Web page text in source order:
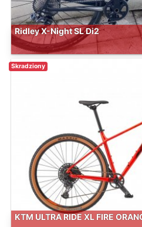
Ridley X-Night SL Di2
Skradziony
KTM ULTRA RIDE XL FIRE